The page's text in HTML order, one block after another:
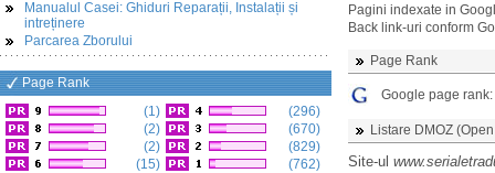
Manualul Casei: Ghiduri Reparații, Instalații și
intreținere
Parcarea Zborului
Page Rank
(1)
(2)
(2)
(15)
(296)
(670)
(829)
(762)
Pagini indexate in
Back link-uri conform
Page Rank
Google page rank:
Listare DMOZ
Site-ul